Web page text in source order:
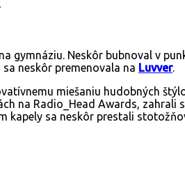
gymnáziu. Neskôr bubnoval v
sa neskôr premenovala na Luvver.
miešaniu hudobných
na Radio_Head Awards, zahrali
kapely sa neskôr prestali